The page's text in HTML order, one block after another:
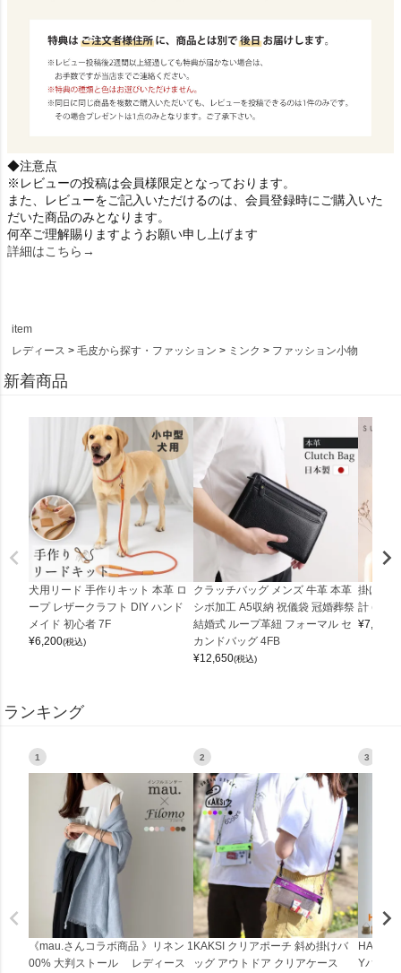
◆注意点
※レビューの投稿は会員様限定となっております。
また、レビューをご記入いただけるのは、会員登録時にご購入いた
だいた商品のみとなります。
何卒ご理解賜りますようお願い申し上げます
詳細はこちら→
item
レディース
毛皮から探す・ファッション ミンク ファッション小物
新着商品
犬用リード 手作りキット 本革 ロ
ープ レザークラフト DIY ハンド
メイド 初心者 7F
¥6,200(税込)
クラッチバッグ メンズ 牛革 本革
シボ加工 A5収納 祝儀袋 冠婚葬祭
結婚式 ループ革紐 フォーマル セ
カンドバッグ 4FB
¥12,650(税込)
掛け時
計
¥7,150
ランキング
1
《mau.さんコラボ商品 》リネン 1
00% 大判ストール レディース
2
KAKSI クリアポーチ 斜め掛けバ
ッグ アウトドア クリアケース
3
Yバッグ